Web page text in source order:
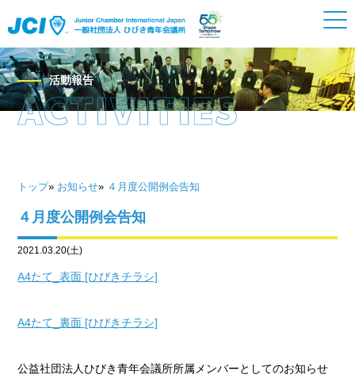
活動報告
トップ» お知らせ» ４月度公開例会告知
４月度公開例会告知
2021.03.20(土)
A4たて_表面 [ひびきチラシ]
A4たて_裏面 [ひびきチラシ]
公益社団法人ひびき青年会議所所属メンバーとしてのお知らせ